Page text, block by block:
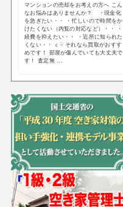
マンションの売却をお考えの方へ こん
なお悩みはありませんか？ ・現金化
を急ぎたい・・ ・忙しいので時間をか
けたくない（内覧の対応など）・・ ・
経費を抑えたい・・ ・近所に知られた
くない・・ < ☟ それなら買取がおすす
めです！ 部屋が傷んでいても大丈夫で
す！ 査定無 ...